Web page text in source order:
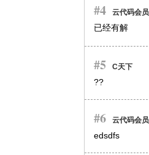
#4 云代码会员
已经有解
#5 C天下
??
#6 云代码会员
edsdfs